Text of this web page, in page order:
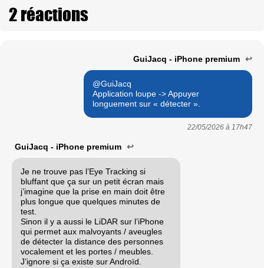
2 réactions
GuiJacq - iPhone premium ↩
@GuiJacq
Application loupe -> Appuyer
longuement sur « détecter ».
22/05/2026 à 17h47
GuiJacq - iPhone premium ↩
Je ne trouve pas l’Eye Tracking si
bluffant que ça sur un petit écran mais
j’imagine que la prise en main doit être
plus longue que quelques minutes de
test.
Sinon il y a aussi le LiDAR sur l’iPhone
qui permet aux malvoyants / aveugles
de détecter la distance des personnes
vocalement et les portes / meubles.
J’ignore si ça existe sur Androïd.